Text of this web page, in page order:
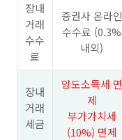
장내
거래
수수
료
증권사 온라인
수수료 (0.3%
내외)
장내
거래
세금
양도소득세 면
제
부가가치세
(10%) 면제